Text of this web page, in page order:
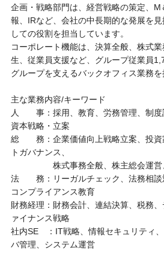
企画・戦略部門は、経営戦略の策定、
報、IRなど、会社の中長期的な発展を
しての役割を担当しています。
コーポレート機能は、決算全般、株式
生、従業員支援など、グループ従業員
グループを支えるバックオフィス業務を
主な業務内容/キーワード
人 事：採用、教育、労務管理、制度
資本戦略・立案
総 務：企業価値向上戦略立案、投資
トガバナンス、
株式事務全般、株主総会運営、
法 務：リーガルチェック、法務相談
コンプライアンス教育
財務経理：財務会計、連結決算、税務
ァイナンス戦略
社内SE ：IT戦略、情報セキュリティ
バ管理、システム運営